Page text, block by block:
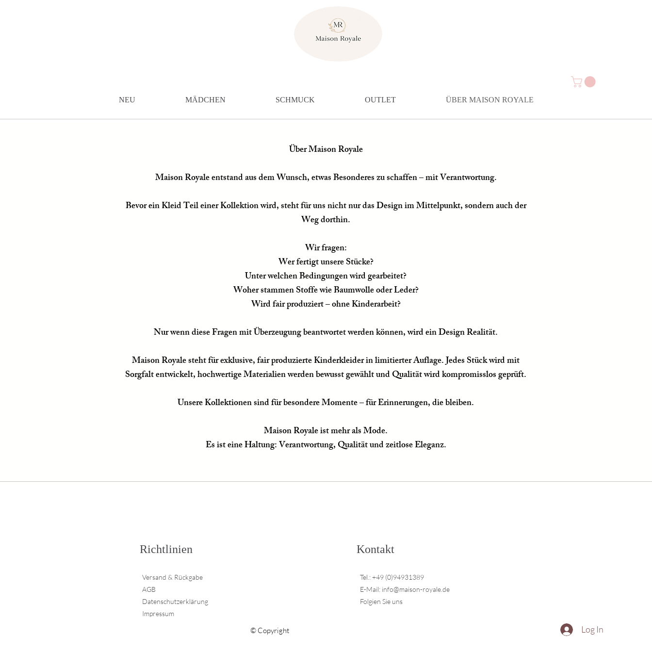
NEU MÄDCHEN SCHMUCK OUTLET ÜBER MAISON ROYALE
Über Maison Royale
Maison Royale entstand aus dem Wunsch, etwas Besonderes zu schaffen – mit Verantwortung.
Bevor ein Kleid Teil einer Kollektion wird, steht für uns nicht nur das Design im Mittelpunkt, sondern auch der
Weg dorthin.
Wir fragen:
Wer fertigt unsere Stücke?
Unter welchen Bedingungen wird gearbeitet?
Woher stammen Stoffe wie Baumwolle oder Leder?
Wird fair produziert – ohne Kinderarbeit?
Nur wenn diese Fragen mit Überzeugung beantwortet werden können, wird ein Design Realität.
Maison Royale steht für exklusive, fair produzierte Kinderkleider in limitierter Auflage. Jedes Stück wird mit
Sorgfalt entwickelt, hochwertige Materialien werden bewusst gewählt und Qualität wird kompromisslos geprüft.
Unsere Kollektionen sind für besondere Momente – für Erinnerungen, die bleiben.
Maison Royale ist mehr als Mode.
Es ist eine Haltung: Verantwortung, Qualität und zeitlose Eleganz.
Richtlinien
Versand & Rückgabe
AGB
Datenschutzerklärung
Impressum
Kontakt
Tel.: +49 (0)94931389
E-Mail: info@maison-royale.de
Folgien Sie uns
© Copyright Log In